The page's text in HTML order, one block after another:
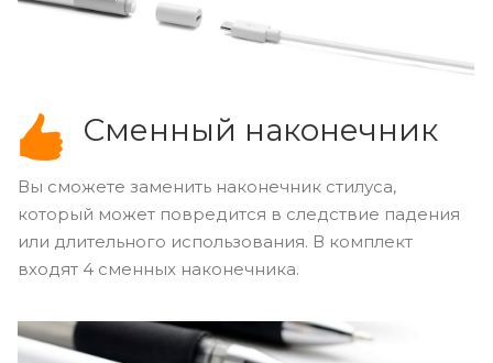
Сменный наконечник
Вы сможете заменить наконечник стилуса,
который может повредится в следствие падения
или длительного использования. В комплект
входят 4 сменных наконечника.